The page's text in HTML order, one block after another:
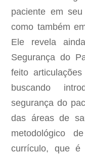
paciente em
como também
Ele revela
Segurança do
feito
buscando
segurança do
das áreas de
metodológico
currículo, que é